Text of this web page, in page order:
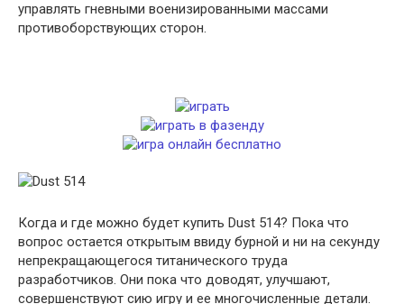
управлять гневными военизированными массами
противоборствующих сторон.
Когда и где можно будет купить Dust 514? Пока что
вопрос остается открытым ввиду бурной и ни на секунду
непрекращающегося титанического труда
разработчиков. Они пока что доводят, улучшают,
совершенствуют сию игру и ее многочисленные детали.